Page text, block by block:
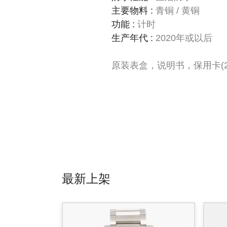
主要物料 : 青铜 / 黄铜
功能 : 计时
生产年代 : 2020年或以后
原装表盒，说明书，保用卡
最新上架